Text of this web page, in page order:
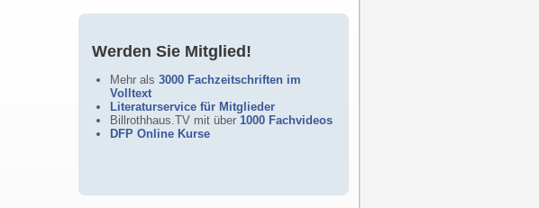
Werden Sie Mitglied!
Mehr als 3000 Fachzeitschriften im
Volltext
Literaturservice für Mitglieder
Billrothhaus.TV mit über 1000 Fachvideos
DFP Online Kurse